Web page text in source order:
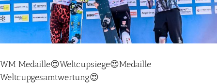
WM Medaille😍Weltcupsiege😍Medaille
Weltcupgesamtwertung😍